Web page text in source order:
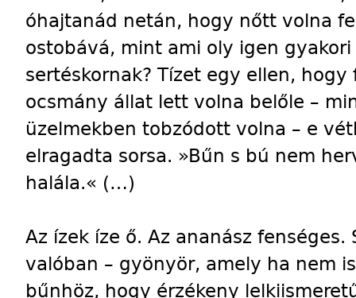
óhajtanád netán, hogy nőtt volna
ostobává, mint ami oly igen
sertéskornak? Tízet egy ellen,
ocsmány állat lett volna belőle –
üzelmekben tobzódott volna – e
elragadta sorsa. »Bűn s bú nem
halála.« (…)
Az ízek íze ő. Az ananász
valóban – gyönyör, amely ha nem
bűnhöz, hogy érzékeny